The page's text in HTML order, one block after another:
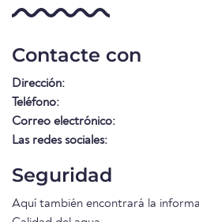
Contacte con
Dirección:
Teléfono:
Correo electrónico:
Las redes sociales:
Seguridad
Aquí también encontrará la